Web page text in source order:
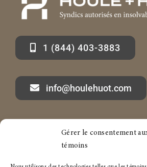
Gérer le consentement
témoins
1 (844) 403-3883
info@houlehuot.com
Marc-André Houle à propos